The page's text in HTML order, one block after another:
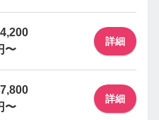
〜
詳細
〜
詳細